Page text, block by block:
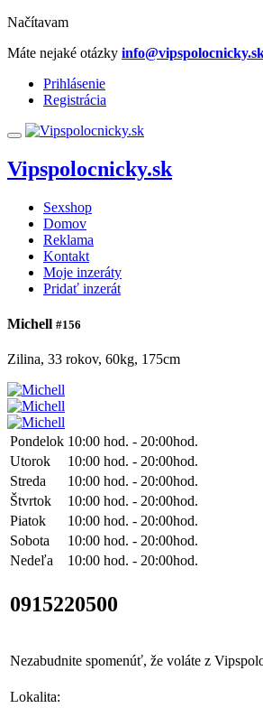
Načítavam
Máte nejaké otázky
Prihlásenie
Registrácia
Vipspolocnicky.sk
Sexshop
Domov
Reklama
Kontakt
Moje inzeráty
Pridať inzerát
Michell #156
Zilina, 33 rokov, 60kg, 175cm
Pondelok 10:00 hod. - 20:00hod.
Utorok
10:00 hod. - 20:00hod.
Streda
10:00 hod. - 20:00hod.
Štvrtok
10:00 hod. - 20:00hod.
Piatok
10:00 hod. - 20:00hod.
Sobota
10:00 hod. - 20:00hod.
Nedeľa
10:00 hod. - 20:00hod.
0915220500
Nezabudnite spomenúť, že voláte z
Lokalita: